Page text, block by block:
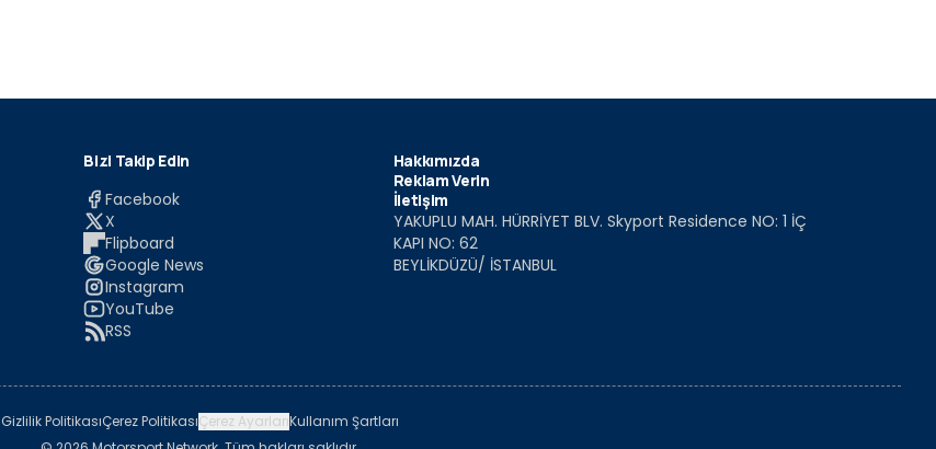
Bizi Takip Edin
Facebook
X
Flipboard
Google News
Instagram
YouTube
RSS
Hakkımızda
Reklam Verin
İletişim
YAKUPLU MAH. HÜRRİYET BLV. Skyport Residence NO: 1 İÇ
KAPI NO: 62
BEYLİKDÜZÜ/ İSTANBUL
Gizlilik PolitikasıÇerez PolitikasıÇerez AyarlarıKullanım Şartları